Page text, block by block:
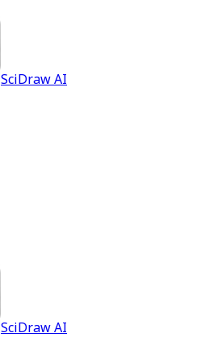
SciDraw AI
SciDraw AI